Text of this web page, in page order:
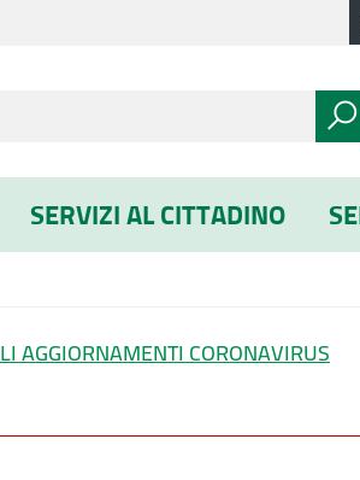
SERVIZI AL CITTADINO
AGGIORNAMENTI CORONAVIRUS